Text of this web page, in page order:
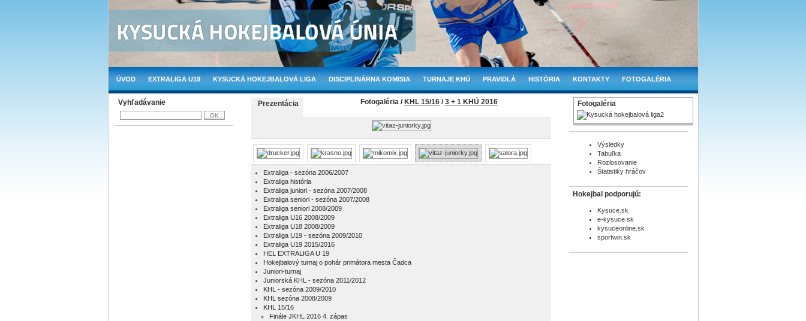
ÚVOD EXTRALIGA U19 KYSUCKÁ HOKEJBALOVÁ LIGA DISCIPLINÁRNA KOMISIA TURNAJE KHÚ PRAVIDLÁ HISTÓRIA KONTAKTY FOTOGALÉRIA
Vyhľadávanie Prezentácia Fotogaléria / KHL 15/16/3 + 1 KHÚ 2016
Extraliga - sezóna 2006/2007
Extraliga história
Extraliga juniori - sezóna 2007/2008
Extraliga seniori - sezóna 2007/2008
Extraliga seniori 2008/2009
Extraliga U16 2008/2009
Extraliga U18 2008/2009
Extraliga U19 - sezóna 2009/2010
Extraliga U19 2015/2016
HEL EXTRALIGA U 19
Hokejbalový turnaj o pohár primátora mesta Čadca
Juniori-turnaj
Juniorská KHL - sezóna 2011/2012
KHL - sezóna 2009/2010
KHL sezóna 2008/2009
KHL 15/16
Finále JKHL 2016 4. zápas
Fotogaléria
Výsledky
Tabuľka
Rozlosovanie
Štatistiky hráčov
Hokejbal podporujú:
Kysuce.sk
e-kysuce.sk
kysuceonline.sk
sportwin.sk